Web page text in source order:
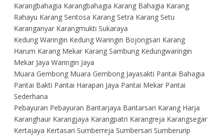
Karangbahagia Karangbahagia Karang Bahagia Karang
Rahayu Karang Sentosa Karang Setra Karang Setu
Karanganyar Karangmukti Sukaraya
Kedung Waringin Kedung Waringin Bojongsari Karang
Harum Karang Mekar Karang Sambung Kedungwaringin
Mekar Jaya Waringin Jaya
Muara Gembong Muara Gembong Jayasakti Pantai Bahagia
Pantai Bakti Pantai Harapan Jaya Pantai Mekar Pantai
Sederhana
Pebayuran Pebayuran Bantarjaya Bantarsari Karang Harja
Karanghaur Karangjaya Karangpatri Karangreja Karangsegar
Kertajaya Kertasari Sumberreja Sumbersari Sumberurip